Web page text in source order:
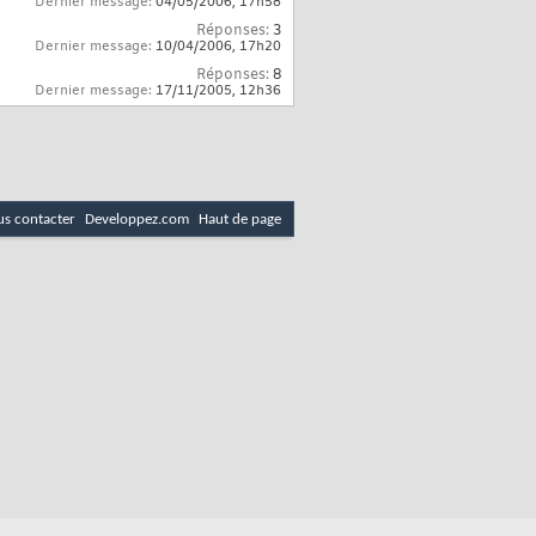
Réponses: 3
Dernier message: 10/04/2006, 17h20
Réponses:8
Dernier message: 17/11/2005, 12h36
contacter Developpez.com Haut de page